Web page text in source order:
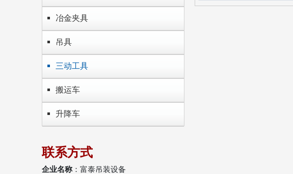
冶金夹具
吊具
三动工具
搬运车
升降车
联系方式
企业名称：富泰吊装设备